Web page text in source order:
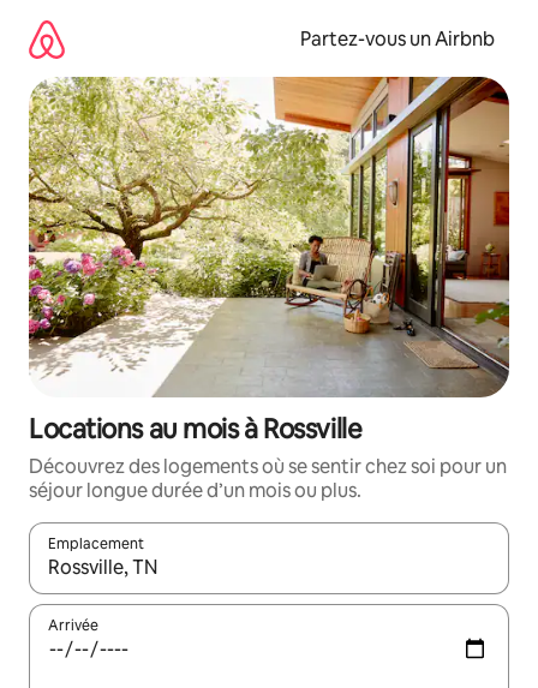
directement
contenu
Partez-vous un Airbnb
Locations au mois à Rossville
Découvrez des logements où se sentir chez soi pour un
séjour longue durée d’un mois ou plus.
Emplacement
Quand les résultats sont affichés, parcourez-les en utilisant
Arrivée